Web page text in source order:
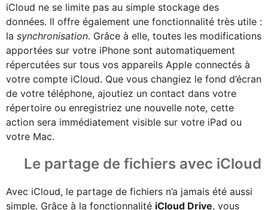
iCloud ne se limite pas au simple stockage des
données. Il offre également une fonctionnalité très utile :
la synchronisation. Grâce à elle, toutes les modifications
apportées sur votre iPhone sont automatiquement
répercutées sur tous vos appareils Apple connectés à
votre compte iCloud. Que vous changiez le fond d’écran
de votre téléphone, ajoutiez un contact dans votre
répertoire ou enregistriez une nouvelle note, cette
action sera immédiatement visible sur votre iPad ou
votre Mac.
Le partage de fichiers avec iCloud
Avec iCloud, le partage de fichiers n’a jamais été aussi
simple. Grâce à la fonctionnalité iCloud Drive, vous